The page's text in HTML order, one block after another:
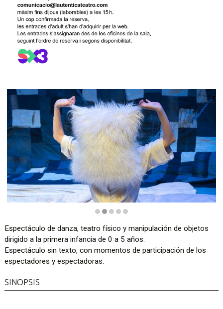
Espectáculo de danza, teatro físico y manipulación de objetos
dirigido a la primera infancia de 0 a 5 años.
Espectáculo sin texto, con momentos de participación de los
espectadores y espectadoras.
SINOPSIS